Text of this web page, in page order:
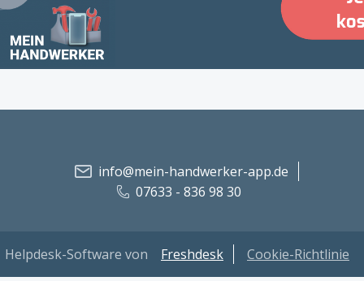
info@mein-handwerker-app.de
07633 - 836 98 30
Helpdesk-Software von Freshdesk Cookie-Richtlinie